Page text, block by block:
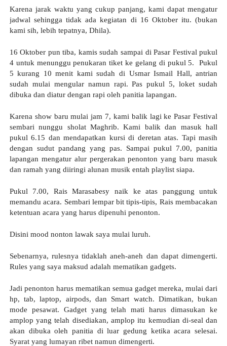
Karena jarak waktu yang cukup panjang, kami dapat mengatur
jadwal sehingga tidak ada kegiatan di 16 Oktober itu. (bukan
kami sih, lebih tepatnya, Dhila).
16 Oktober pun tiba, kamis sudah sampai di Pasar Festival pukul
4 untuk menunggu penukaran tiket ke gelang di pukul 5.  Pukul
5 kurang 10 menit kami sudah di Usmar Ismail Hall, antrian
sudah mulai mengular namun rapi. Pas pukul 5, loket sudah
dibuka dan diatur dengan rapi oleh panitia lapangan.
Karena show baru mulai jam 7, kami balik lagi ke Pasar Festival
sembari nunggu sholat Maghrib. Kami balik dan masuk hall
pukul 6.15 dan mendapatkan kursi di deretan atas. Tapi masih
dengan sudut pandang yang pas. Sampai pukul 7.00, panitia
lapangan mengatur alur pergerakan penonton yang baru masuk
dan ramah yang diiringi alunan musik entah playlist siapa.
Pukul 7.00, Rais Marasabesy naik ke atas panggung untuk
memandu acara. Sembari lempar bit tipis-tipis, Rais membacakan
ketentuan acara yang harus dipenuhi penonton.
Disini mood nonton lawak saya mulai luruh.
Sebenarnya, rulesnya tidaklah aneh-aneh dan dapat dimengerti.
Rules yang saya maksud adalah mematikan gadgets.
Jadi penonton harus mematikan semua gadget mereka, mulai dari
hp, tab, laptop, airpods, dan Smart watch. Dimatikan, bukan
mode pesawat. Gadget yang telah mati harus dimasukan ke
amplop yang telah disediakan, amplop itu kemudian di-seal dan
akan dibuka oleh panitia di luar gedung ketika acara selesai.
Syarat yang lumayan ribet namun dimengerti.